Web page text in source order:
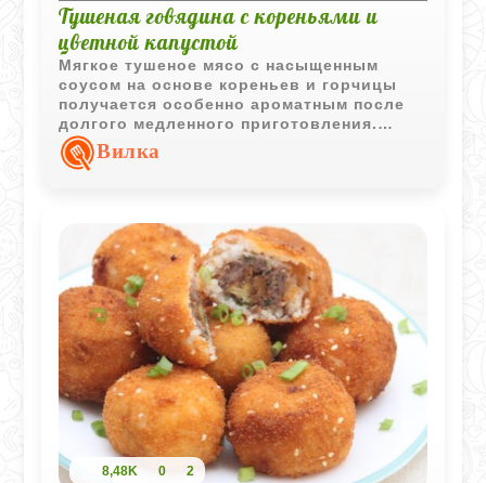
Тушеная говядина с кореньями и
цветной капустой
Мягкое тушеное мясо с насыщенным
соусом на основе кореньев и горчицы
получается особенно ароматным после
долгого медленного приготовления.
Цветная капуста с маслом и сухарями
делает блюдо более домашним и
Вилка
8,48K 0 2